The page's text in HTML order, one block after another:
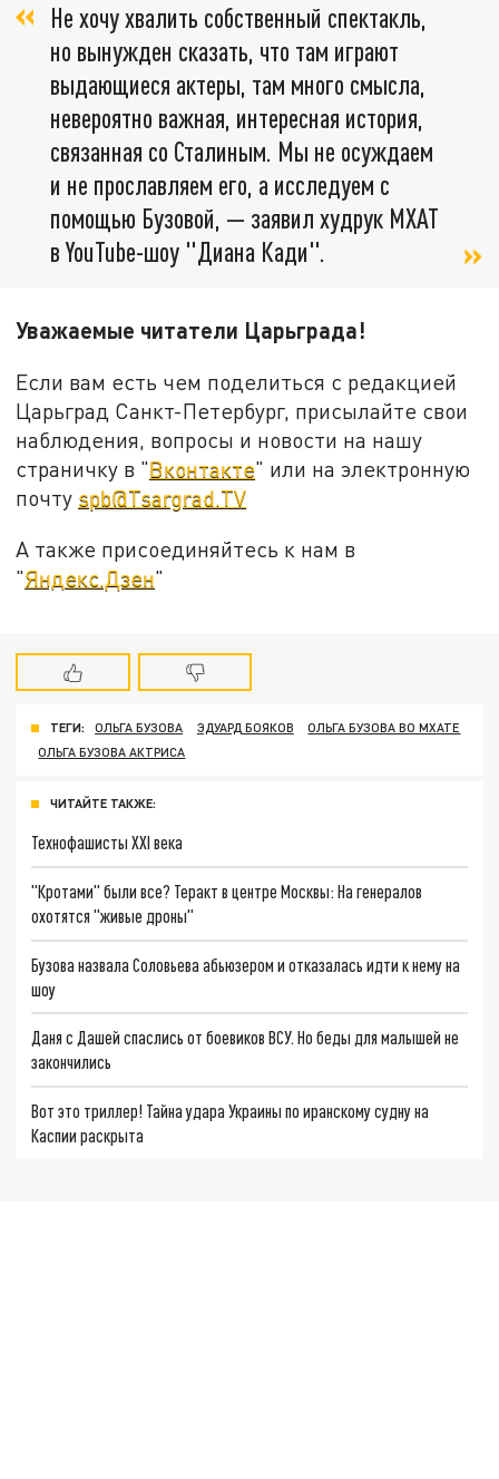
Не хочу хвалить собственный спектакль,
но вынужден сказать, что там играют
выдающиеся актеры, там много смысла,
невероятно важная, интересная история,
связанная со Сталиным. Мы не осуждаем
и не прославляем его, а исследуем с
помощью Бузовой, — заявил худрук МХАТ
в YouTube-шоу "Диана Кади".
Уважаемые читатели Царьграда!
Если вам есть чем поделиться с редакцией
Царьград Санкт-Петербург, присылайте свои
наблюдения, вопросы и новости на нашу
страничку в "Вконтакте" или на электронную
почту spb@Tsargrad.TV
А также присоединяйтесь к нам в
"Яндекс.Дзен"
ТЕГИ: ОЛЬГА БУЗОВА ЭДУАРД БОЯКОВ
ОЛЬГА БУЗОВА ВО МХАТЕ
ОЛЬГА БУЗОВА АКТРИСА
ЧИТАЙТЕ ТАКЖЕ:
Технофашисты XXI века
"Кротами" были все? Теракт в центре Москвы: На генералов
охотятся "живые дроны"
Бузова назвала Соловьева абьюзером и отказалась идти к нему на
шоу
Даня с Дашей спаслись от боевиков ВСУ. Но беды для малышей не
закончились
Вот это триллер! Тайна удара Украины по иранскому судну на
Каспии раскрыта